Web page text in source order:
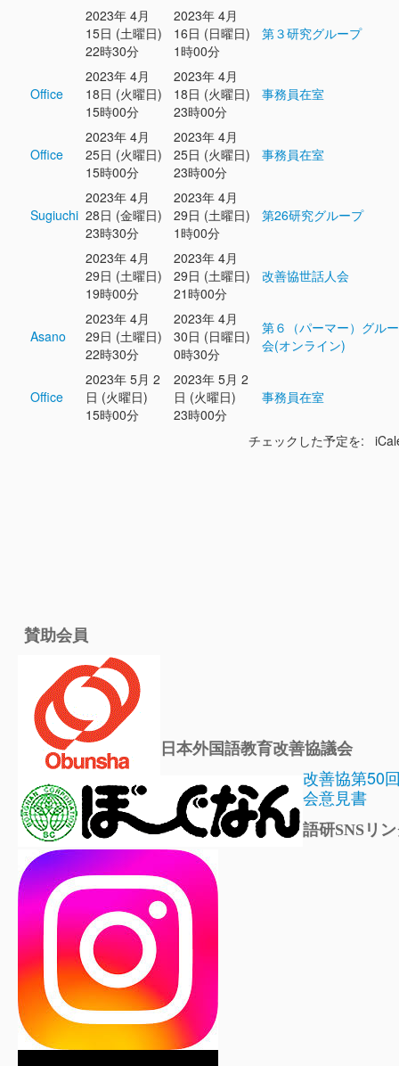
2023年 4月
15日 (土曜日)
22時30分
2023年 4月
16日 (日曜日)
1時00分
第３研究グループ
Office
2023年 4月
18日 (火曜日)
15時00分
2023年 4月
18日 (火曜日)
23時00分
事務員在室
Office
2023年 4月
25日 (火曜日)
15時00分
2023年 4月
25日 (火曜日)
23時00分
事務員在室
Sugiuchi
2023年 4月
28日 (金曜日)
23時30分
2023年 4月
29日 (土曜日)
1時00分
第26研究グループ
2023年 4月
29日 (土曜日)
19時00分
2023年 4月
29日 (土曜日)
21時00分
改善協世話人会
Asano
2023年 4月
29日 (土曜日)
22時30分
2023年 4月
30日 (日曜日)
0時30分
第６（パーマー）グル
会(オンライン)
Office
2023年 5月 2
日 (火曜日)
15時00分
2023年 5月 2
日 (火曜日)
23時00分
事務員在室
チェックした予定を:
賛助会員
日本外国語教育改善協議会
改善協第50
会意見書
語研SNSリ